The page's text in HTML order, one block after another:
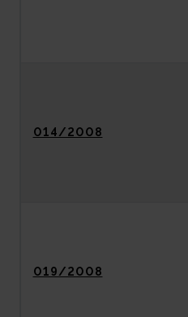
014/2008
019/2008